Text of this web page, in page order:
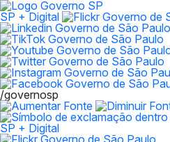
SP + Digital
/governosp
SP + Digital